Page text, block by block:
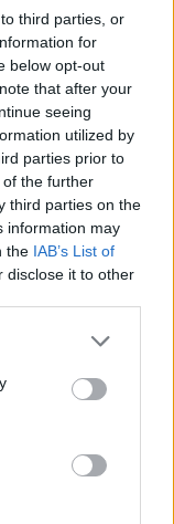
third parties, or
for
below opt-out
that after your
seeing
utilized by
parties prior to
the further
third parties on the
information may
the IAB’s List of
disclose it to other